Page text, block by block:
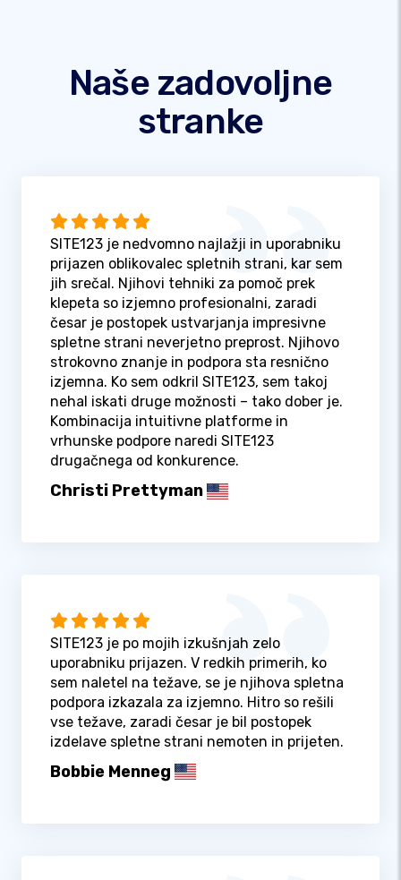
Naše zadovoljne
stranke
SITE123 je nedvomno najlažji in uporabniku
prijazen oblikovalec spletnih strani, kar sem
jih srečal. Njihovi tehniki za pomoč prek
klepeta so izjemno profesionalni, zaradi
česar je postopek ustvarjanja impresivne
spletne strani neverjetno preprost. Njihovo
strokovno znanje in podpora sta resnično
izjemna. Ko sem odkril SITE123, sem takoj
nehal iskati druge možnosti – tako dober je.
Kombinacija intuitivne platforme in
vrhunske podpore naredi SITE123
drugačnega od konkurence.
Christi Prettyman
SITE123 je po mojih izkušnjah zelo
uporabniku prijazen. V redkih primerih, ko
sem naletel na težave, se je njihova spletna
podpora izkazala za izjemno. Hitro so rešili
vse težave, zaradi česar je bil postopek
izdelave spletne strani nemoten in prijeten.
Bobbie Menneg